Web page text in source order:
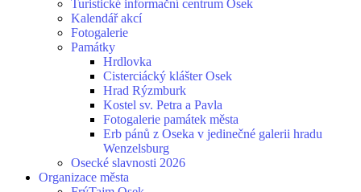
Turistické informační centrum Osek
Kalendář akcí
Fotogalerie
Památky
Hrdlovka
Cisterciácký klášter Osek
Hrad Rýzmburk
Kostel sv. Petra a Pavla
Fotogalerie památek města
Erb pánů z Oseka v jedinečné galerii hradu
Wenzelsburg
Osecké slavnosti 2026
Organizace města